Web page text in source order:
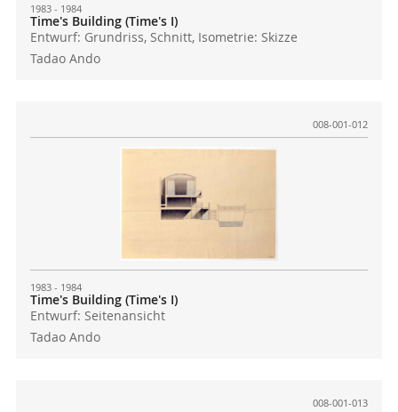
1983 - 1984
Time's Building (Time's I)
Entwurf: Grundriss, Schnitt, Isometrie: Skizze
Tadao Ando
008-001-012
1983 - 1984
Time's Building (Time's I)
Entwurf: Seitenansicht
Tadao Ando
008-001-013